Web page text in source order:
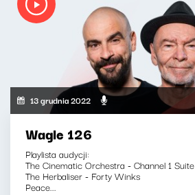
13 grudnia 2022
Wagle 126
Playlista audycji:
The Cinematic Orchestra - Channel 1 Suite
The Herbaliser - Forty Winks
Peace...